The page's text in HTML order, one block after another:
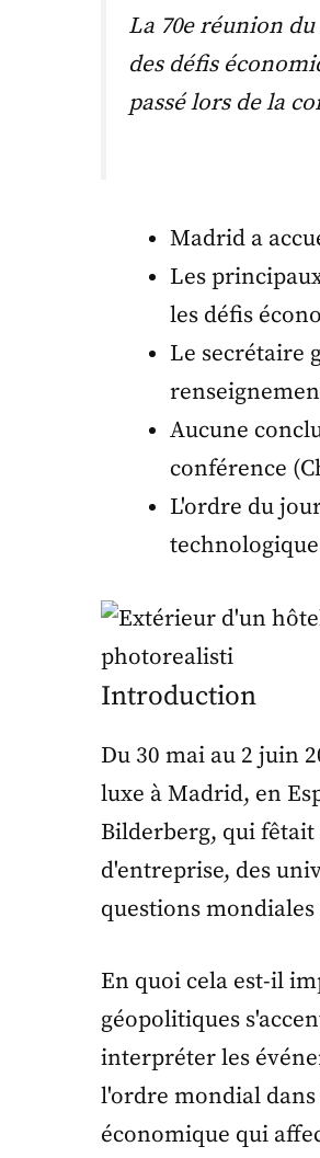
La 70e réunion
des défis
passé lors de la
Madrid a
Les
les défis
Le secrétaire
Aucune
conférence
L'ordre du
Introduction
Du 30 mai au 2 juin
luxe à Madrid, en
Bilderberg, qui fêtait
d'entreprise, des
questions
En quoi cela est-il
géopolitiques
interpréter les
l'ordre mondial
économique qui